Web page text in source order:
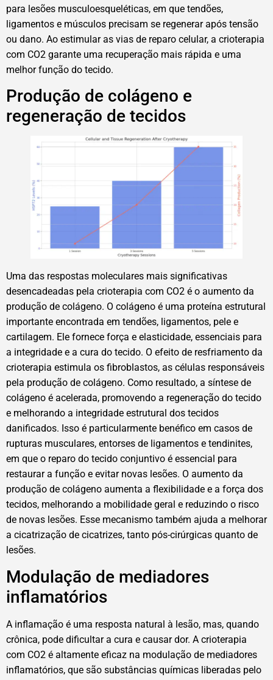
para lesões musculoesqueléticas, em que tendões,
ligamentos e músculos precisam se regenerar após tensão
ou dano. Ao estimular as vias de reparo celular, a crioterapia
com CO2 garante uma recuperação mais rápida e uma
melhor função do tecido.
Produção de colágeno e
regeneração de tecidos
Uma das respostas moleculares mais significativas
desencadeadas pela crioterapia com CO2 é o aumento da
produção de colágeno. O colágeno é uma proteína estrutural
importante encontrada em tendões, ligamentos, pele e
cartilagem. Ele fornece força e elasticidade, essenciais para
a integridade e a cura do tecido. O efeito de resfriamento da
crioterapia estimula os fibroblastos, as células responsáveis
pela produção de colágeno. Como resultado, a síntese de
colágeno é acelerada, promovendo a regeneração do tecido
e melhorando a integridade estrutural dos tecidos
danificados. Isso é particularmente benéfico em casos de
rupturas musculares, entorses de ligamentos e tendinites,
em que o reparo do tecido conjuntivo é essencial para
restaurar a função e evitar novas lesões. O aumento da
produção de colágeno aumenta a flexibilidade e a força dos
tecidos, melhorando a mobilidade geral e reduzindo o risco
de novas lesões. Esse mecanismo também ajuda a melhorar
a cicatrização de cicatrizes, tanto pós-cirúrgicas quanto de
lesões.
Modulação de mediadores
inflamatórios
A inflamação é uma resposta natural à lesão, mas, quando
crônica, pode dificultar a cura e causar dor. A crioterapia
com CO2 é altamente eficaz na modulação de mediadores
inflamatórios, que são substâncias químicas liberadas pelo